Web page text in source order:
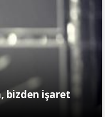
bizden işaret